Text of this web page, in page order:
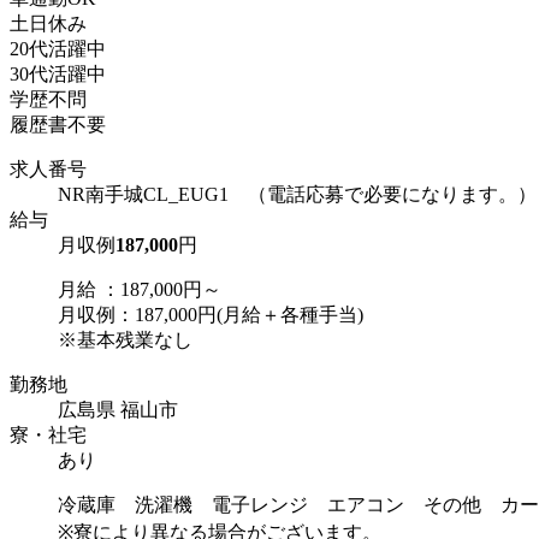
土日休み
20代活躍中
30代活躍中
学歴不問
履歴書不要
求人番号
NR南手城CL_EUG1 （電話応募で必要になります。）
給与
月収例 187,000円
月給 ：187,000円～
月収例：187,000円(月給＋各種手当)
※基本残業なし
勤務地
広島県 福山市
寮・社宅
あり
冷蔵庫 洗濯機 電子レンジ エアコン その他 カー
※寮により異なる場合がございます。